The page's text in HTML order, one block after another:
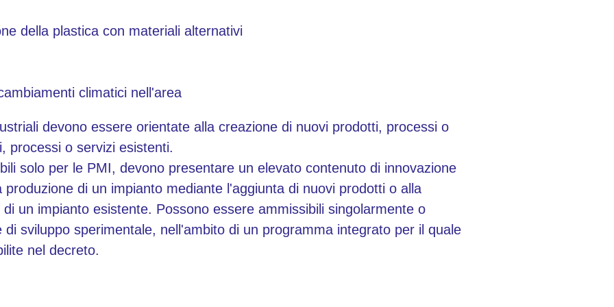
della plastica con materiali alternativi
climatici nell'area
devono essere orientate alla creazione di nuovi prodotti, processi o
processi o servizi esistenti.
solo per le PMI, devono presentare un elevato contenuto di innovazione
di un impianto mediante l'aggiunta di nuovi prodotti o alla
un impianto esistente. Possono essere ammissibili singolarmente o
sviluppo sperimentale, nell'ambito di un programma integrato per il quale
nel decreto.